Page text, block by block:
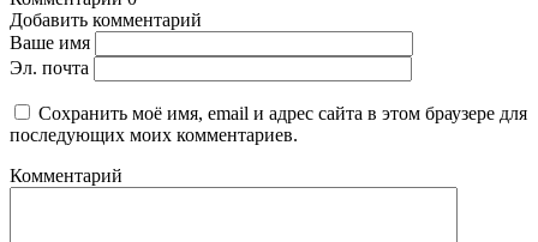
Добавить комментарий
Ваше имя
Эл. почта
Сохранить моё имя, email и адрес сайта в этом браузере для
последующих моих комментариев.
Комментарий